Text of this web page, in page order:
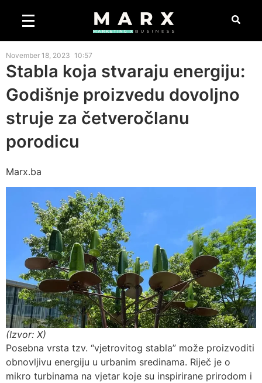
November 18, 2023 10:57
Stabla koja stvaraju energiju:
Godišnje proizvedu dovoljno
struje za četveročlanu
porodicu
Marx.ba
(Izvor: X)
Posebna vrsta tzv. “vjetrovitog stabla” može proizvoditi
obnovljivu energiju u urbanim sredinama. Riječ je o
mikro turbinama na vjetar koje su inspirirane prirodom i